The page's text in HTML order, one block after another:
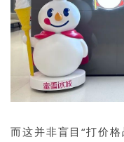
而这并非盲目“打价